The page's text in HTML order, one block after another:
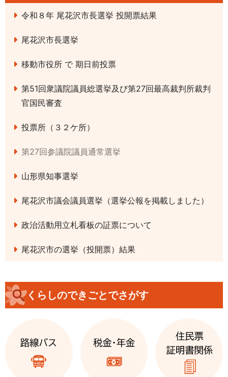
令和８年 尾花沢市長選挙 投開票結果
尾花沢市長選挙
移動市役所 で 期日前投票
第51回衆議院議員総選挙及び第27回最高裁判所裁判
官国民審査
投票所（３２ケ所）
第27回参議院議員通常選挙
山形県知事選挙
尾花沢市議会議員選挙（選挙公報を掲載しました）
政治活動用立札看板の証票について
尾花沢市の選挙（投開票）結果
くらしのできごとでさがす